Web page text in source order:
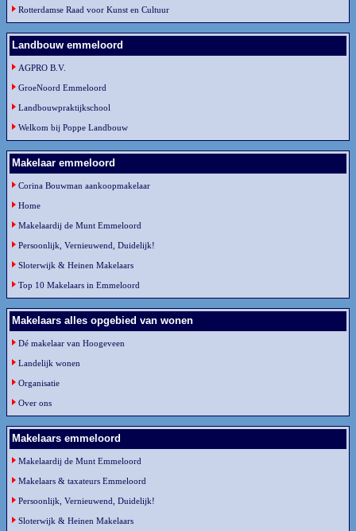
Rotterdamse Raad voor Kunst en Cultuur
Landbouw emmeloord
AGPRO B.V.
GroeNoord Emmeloord
Landbouwpraktijkschool
Welkom bij Poppe Landbouw
Makelaar emmeloord
Corina Bouwman aankoopmakelaar
Home
Makelaardij de Munt Emmeloord
Persoonlijk, Vernieuwend, Duidelijk!
Sloterwijk & Heinen Makelaars
Top 10 Makelaars in Emmeloord
Makelaars alles opgebied van wonen
Dé makelaar van Hoogeveen
Landelijk wonen
Organisatie
Over ons
Makelaars emmeloord
Makelaardij de Munt Emmeloord
Makelaars & taxateurs Emmeloord
Persoonlijk, Vernieuwend, Duidelijk!
Sloterwijk & Heinen Makelaars